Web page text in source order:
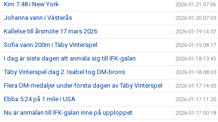
Kim 7.48 i New York 2026-01-21 07:06
Johanna vann i Västerås 2026-01-20 07:03
Kallelse till årsmöte 17 mars 2026 2026-01-19 14:37
Sofia vann 200m i Täby Vinterspel 2026-01-19 08:17
I dag är sista dagen att anmäla sig till IFK-galan 2026-01-18 13:45
Täby Vinterspel dag 2: Isabel tog DM-brons 2026-01-18 08:03
Flera DM-medaljer under första dagen av Täby Vinterspel 2026-01-17 14:00
Ebba 5:24 på 1 mile i USA 2026-01-17 11:20
Nu är anmälan till IFK-galan inne på upploppet 2026-01-17 00:18